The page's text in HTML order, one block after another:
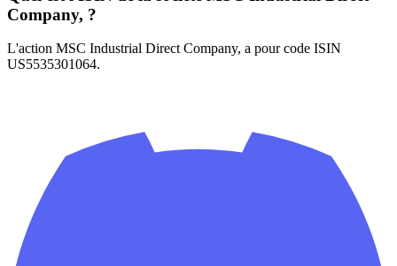
Company, ?
L'action MSC Industrial Direct Company, a pour code ISIN
US5535301064.